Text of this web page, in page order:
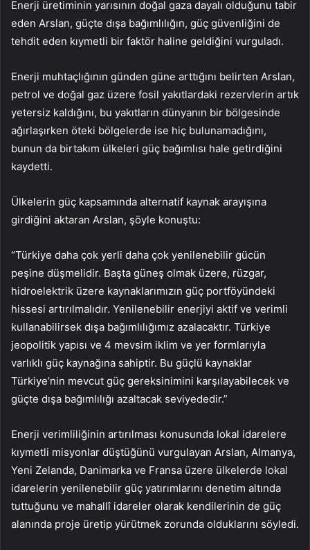
Enerji üretiminin yarısının doğal gaza dayalı olduğunu tabir
eden Arslan, güçte dışa bağımlılığın, güç güvenliğini de
tehdit eden kıymetli bir faktör haline geldiğini vurguladı.
Enerji muhtaçlığının günden güne arttığını belirten Arslan,
petrol ve doğal gaz üzere fosil yakıtlardaki rezervlerin artık
yetersiz kaldığını, bu yakıtların dünyanın bir bölgesinde
ağırlaşırken öteki bölgelerde ise hiç bulunamadığını,
bunun da birtakım ülkeleri güç bağımlısı hale getirdiğini
kaydetti.
Ülkelerin güç kapsamında alternatif kaynak arayışına
girdiğini aktaran Arslan, şöyle konuştu:
“Türkiye daha çok yerli daha çok yenilenebilir gücün
peşine düşmelidir. Başta güneş olmak üzere, rüzgar,
hidroelektrik üzere kaynaklarımızın güç portföyündeki
hissesi artırılmalıdır. Yenilenebilir enerjiyi aktif ve verimli
kullanabilirsek dışa bağımlılığımız azalacaktır. Türkiye
jeopolitik yapısı ve 4 mevsim iklim ve yer formlarıyla
varlıklı güç kaynağına sahiptir. Bu güçlü kaynaklar
Türkiye’nin mevcut güç gereksinimini karşılayabilecek ve
güçte dışa bağımlılığı azaltacak seviyededir.”
Enerji verimliliğinin artırılması konusunda lokal idarelere
kıymetli misyonlar düştüğünü vurgulayan Arslan, Almanya,
Yeni Zelanda, Danimarka ve Fransa üzere ülkelerde lokal
idarelerin yenilenebilir güç yatırımlarını denetim altında
tuttuğunu ve mahallî idareler olarak kendilerinin de güç
alanında proje üretip yürütmek zorunda olduklarını söyledi.